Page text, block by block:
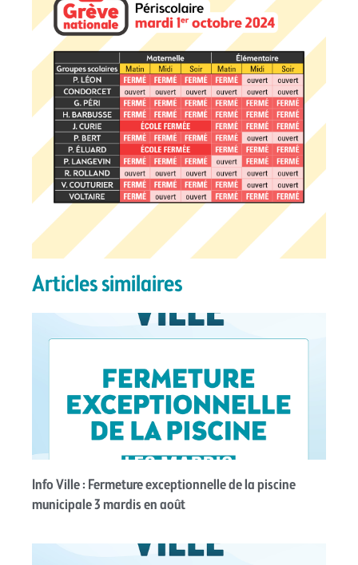
Articles similaires
Info Ville : Fermeture exceptionnelle de la piscine
municipale 3 mardis en août